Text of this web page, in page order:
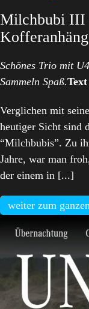
Milchbubi III
Schönes Trio mit
Sammeln Spaß.
Verglichen mit
heutiger Sicht sind
“Milchbubis”. Zu
Jahre, war man
der einem in [...]
weiter zum